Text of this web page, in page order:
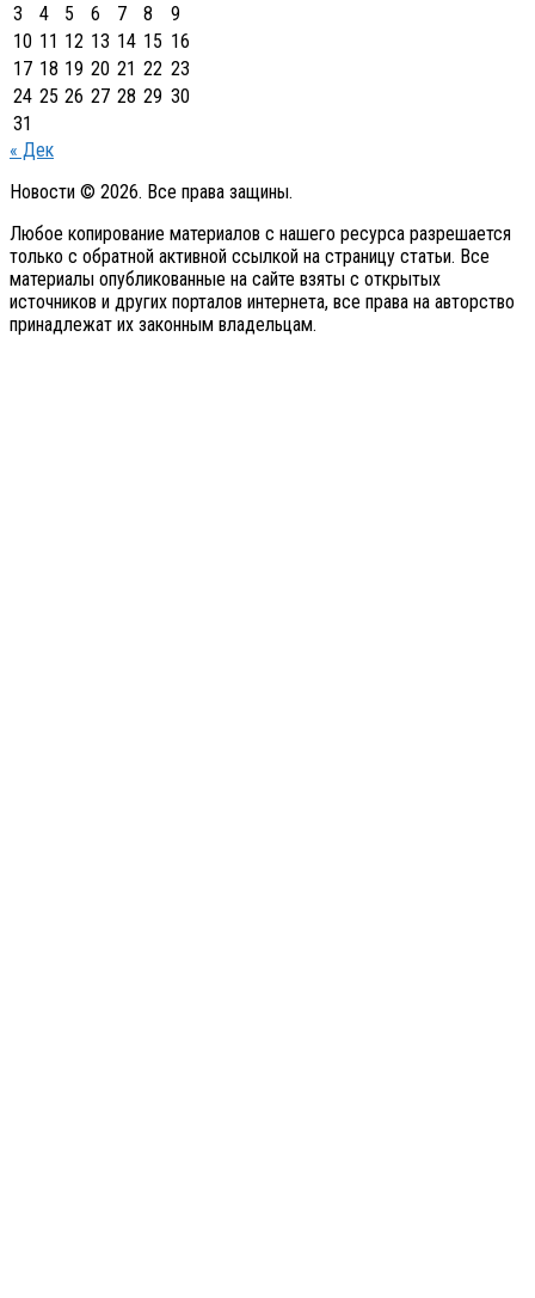
3
4 5 6 7 8
9
10 11 12 13 14 15 16
17 18 19 20 21 22 23
24 25 26 27 28 29 30
31
« Дек
Новости © 2026. Все права защины.
Любое копирование материалов с нашего ресурса разрешается
только с обратной активной ссылкой на страницу статьи. Все
материалы опубликованные на сайте взяты с открытых
источников и других порталов интернета, все права на авторство
принадлежат их законным владельцам.